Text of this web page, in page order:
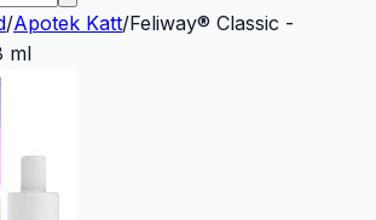
/Apotek Katt/Feliway® Classic -
ml